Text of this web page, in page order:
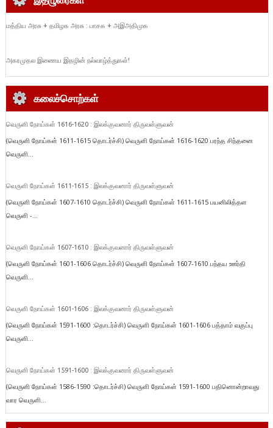
மத்திய அரசு + தமிழக அரசு : பாசக + அஇஅதிமுக
அகரமுதல இணைய இதழின் நல்வாழ்த்துகள்!
கலைச்சொற்கள்
வெருளி நோய்கள் 1616-1620 : இலக்குவனார் திருவள்ளுவன்
(வெருளி நோய்கள் 1611-1615 தொடர்ச்சி) வெருளி நோய்கள் 1616-1620 பரந்த சிந்தனை
வெருளி...
வெருளி நோய்கள் 1611-1615 : இலக்குவனார் திருவள்ளுவன்
(வெருளி நோய்கள் 1607-1610 தொடர்ச்சி) வெருளி நோய்கள் 1611-1615 பயனிலித்தள
வெருளி -...
வெருளி நோய்கள் 1607-1610 : இலக்குவனார் திருவள்ளுவன்
(வெருளி நோய்கள் 1601-1606 தொடர்ச்சி) வெருளி நோய்கள் 1607-1610 பந்தய ஊர்தி
வெருளி...
வெருளி நோய்கள் 1601-1606 : இலக்குவனார் திருவள்ளுவன்
(வெருளி நோய்கள் 1591-1600 :தொடர்ச்சி) வெருளி நோய்கள் 1601-1606 பத்தாம் வகுப்பு
வெருளி...
வெருளி நோய்கள் 1591-1600 : இலக்குவனார் திருவள்ளுவன்
(வெருளி நோய்கள் 1586-1590 :தொடர்ச்சி) வெருளி நோய்கள் 1591-1600 பதினொன்றாவது
வார வெருளி...